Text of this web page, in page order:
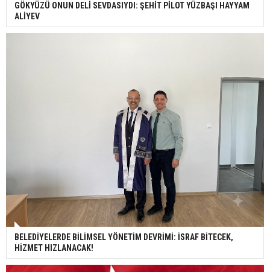
GÖKYÜZÜ ONUN DELİ SEVDASIYDI: ŞEHİT PİLOT YÜZBAŞI HAYYAM
ALİYEV
BELEDİYELERDE BİLİMSEL YÖNETİM DEVRİMİ: İSRAF BİTECEK,
HİZMET HIZLANACAK!